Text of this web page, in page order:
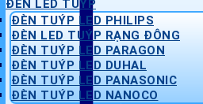
ĐÈN LED TUÝP
ĐÈN TUÝP LED PHILIPS
ĐÈN LED TUÝP RẠNG ĐÔNG
ĐÈN TUÝP LED PARAGON
ĐÈN TUÝP LED DUHAL
ĐÈN TUÝP LED PANASONIC
ĐÈN TUÝP LED NANOCO